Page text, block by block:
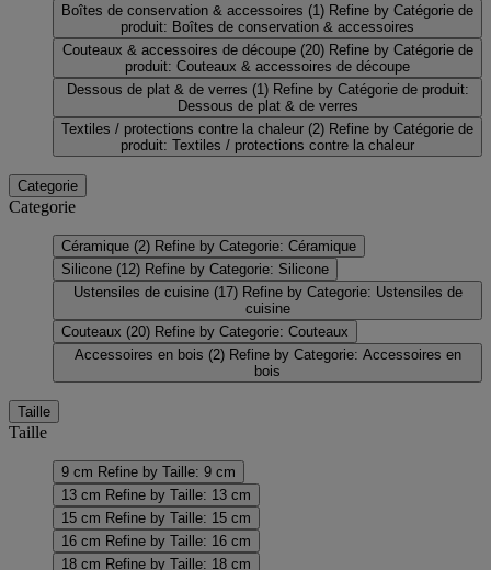
Boîtes de conservation & accessoires (1) Refine by Catégorie de
produit: Boîtes de conservation & accessoires
Couteaux & accessoires de découpe (20) Refine by Catégorie de
produit: Couteaux & accessoires de découpe
Dessous de plat & de verres (1) Refine by Catégorie de produit:
Dessous de plat & de verres
Textiles / protections contre la chaleur (2) Refine by Catégorie de
produit: Textiles / protections contre la chaleur
Categorie
Categorie
Céramique (2) Refine by Categorie: Céramique
Silicone (12) Refine by Categorie: Silicone
Ustensiles de cuisine (17) Refine by Categorie: Ustensiles de
cuisine
Couteaux (20) Refine by Categorie: Couteaux
Accessoires en bois (2) Refine by Categorie: Accessoires en
bois
Taille
Taille
9 cm Refine by Taille: 9 cm
13 cm Refine by Taille: 13 cm
15 cm Refine by Taille: 15 cm
16 cm Refine by Taille: 16 cm
18 cm Refine by Taille: 18 cm